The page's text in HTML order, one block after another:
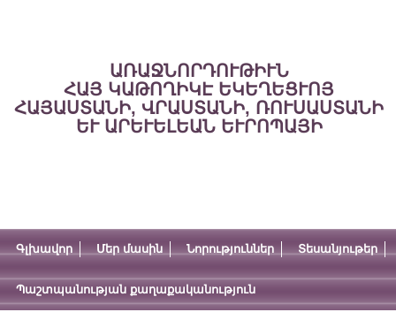
ԱՌԱՋՆՈՐԴՈՒԹԻՒՆ
ՀԱՅ ԿԱԹՈՂԻԿԷ ԵԿԵՂԵՑՒՈՅ
ՀԱՅԱՍՏԱՆԻ, ՎՐԱՍՏԱՆԻ, ՌՈՒՍԱՍՏԱՆԻ
ԵՒ ԱՐԵՒԵԼԵԱՆ ԵՒՐՈՊԱՅԻ
Գլխավոր Մեր մասին Նորություններ Տեսանյութեր
Պաշտպանության քաղաքականություն